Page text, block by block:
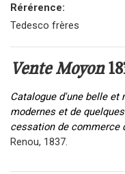
Rérérence:
Tedesco frères
Vente Moyon
Catalogue d'une belle et
modernes et de
cessation de commerce
Renou, 1837.